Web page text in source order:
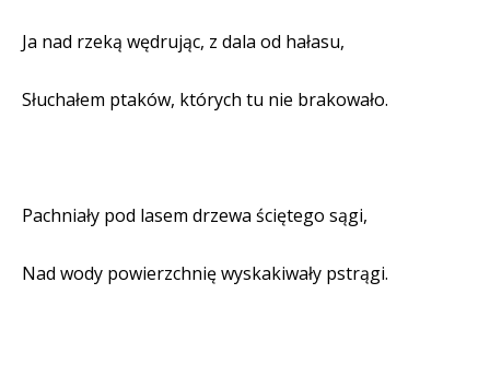
Ja nad rzeką wędrując, z dala od hałasu,
Słuchałem ptaków, których tu nie brakowało.
Pachniały pod lasem drzewa ściętego sągi,
Nad wody powierzchnię wyskakiwały pstrągi.